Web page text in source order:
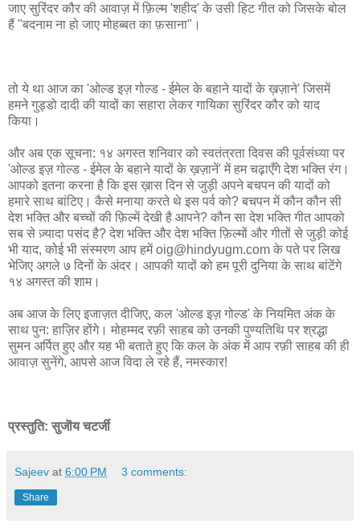
जाए सुरिंदर कौर की आवाज़ में फ़िल्म 'शहीद' के उसी हिट गीत को जिसके बोल
हैं "बदनाम ना हो जाए मोहब्बत का फ़साना"।
तो ये था आज का 'ओल्ड इज़ गोल्ड - ईमेल के बहाने यादों के ख़ज़ाने' जिसमें
हमने गुड्डो दादी की यादों का सहारा लेकर गायिका सुरिंदर कौर को याद
किया।
और अब एक सूचना: १४ अगस्त शनिवार को स्वतंत्रता दिवस की पूर्वसंध्या पर
'ओल्ड इज़ गोल्ड - ईमेल के बहाने यादों के ख़ज़ानें' में हम चढ़ाएँगे देश भक्ति रंग।
आपको इतना करना है कि इस ख़ास दिन से जुड़ी अपने बचपन की यादों को
हमारे साथ बांटिए। कैसे मनाया करते थे इस पर्व को? बचपन में कौन कौन सी
देश भक्ति और बच्चों की फ़िल्में देखी है आपने? कौन सा देश भक्ति गीत आपको
सब से ज़्यादा पसंद है? देश भक्ति और देश भक्ति फ़िल्मों और गीतों से जुड़ी कोई
भी याद, कोई भी संस्मरण आप हमें oig@hindyugm.com के पते पर लिख
भेजिए अगले ७ दिनों के अंदर। आपकी यादों को हम पूरी दुनिया के साथ बांटेंगे
१४ अगस्त की शाम।
अब आज के लिए इजाज़त दीजिए, कल 'ओल्ड इज़ गोल्ड' के नियमित अंक के
साथ पुन: हाज़िर होंगे। मोहम्मद रफ़ी साहब को उनकी पुण्यतिथि पर श्रद्धा
सुमन अर्पित हुए और यह भी बताते हुए कि कल के अंक में आप रफ़ी साहब की ही
आवाज़ सुनेंगे, आपसे आज विदा ले रहे हैं, नमस्कार!
प्रस्तुति: सुजॊय चटर्जी
Sajeev at 6:00 PM 3 comments:
Share